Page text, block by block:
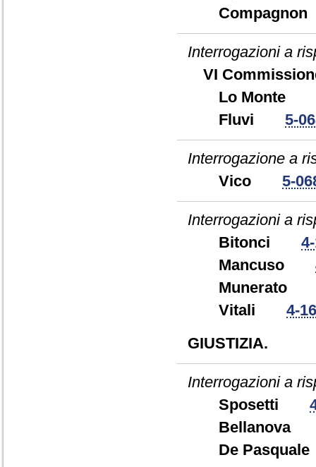
Interrogazioni a
VI
Lo Monte
Fluvi 5-
Interrogazione a
Vico 5-
Interrogazioni a
Bitonci
Mancuso
Vitali 4-
GIUSTIZIA.
Interrogazioni a
Sposetti
De